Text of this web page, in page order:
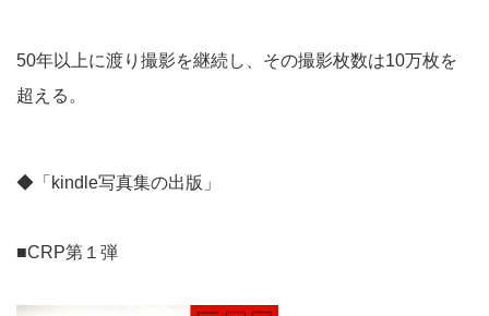
50年以上に渡り撮影を継続し、その撮影枚数は10万枚を
超える。
◆「kindle写真集の出版」
■CRP第１弾